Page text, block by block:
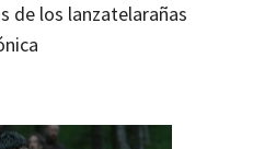
de los lanzatelarañas